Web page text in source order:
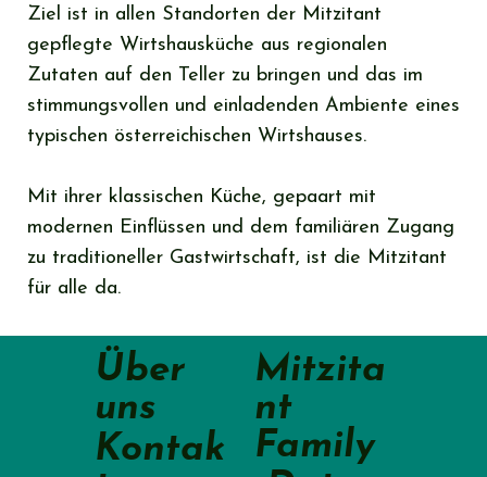
Über
uns
Kontak
Mitzita
nt
Family
Ziel ist in allen Standorten der Mitzitant
gepflegte Wirtshausküche aus regionalen
Zutaten auf den Teller zu bringen und das im
stimmungsvollen und einladenden Ambiente eines
typischen österreichischen Wirtshauses.
Mit ihrer klassischen Küche, gepaart mit
modernen Einflüssen und dem familiären Zugang
zu traditioneller Gastwirtschaft, ist die Mitzitant
für alle da.